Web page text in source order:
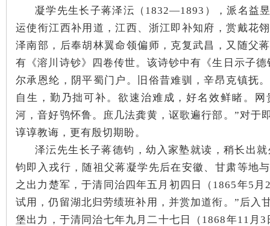
凝学先生长子蒋泽沄（1832—1893），派名益
运使衔江西补用道，江西、浙江即补知府，赏戴花
泽南部，后奉胡林翼命领偏师，克复武昌，又随父
有《溶川诗钞》四卷传世。该诗钞中有《生日示子
尔承恩纶，阴平蜀门户。旧俗昔难驯，辛昂克镇抚
自生，勤乃拙可补。欲速治难成，好名效鲜睹。
河，音好鸮怀鲁。庶几法龚黄，讴歌遍行部。”对于
谆谆教诲，更有殷切期盼。
泽沄先生长子蒋德钧，幼入家塾就读，稍长出
钧即入戎行，随祖父蒋凝学先后在安徽、甘肃等地
之出力楚军，于清同治四年五月初四日（1865年5
试用，仍留湖北归劳绩班补用，并赏加道衔。” 后入
堡出力，于清同治七年九月二十七日（ 1868年11月